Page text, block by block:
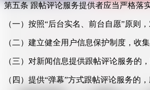
第五条 跟帖评论服务提供者应当严格落
（一）按照“后台实名、前台自愿”原则
（二）建立健全用户信息保护制度，收
（三）对新闻信息提供跟帖评论服务的
（四）提供“弹幕”方式跟帖评论服务的